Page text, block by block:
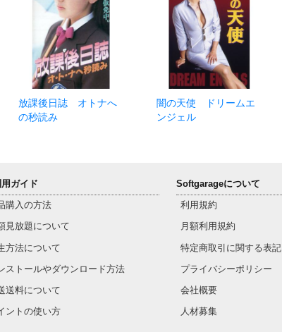
放課後日誌 オトナへ
の秒読み
闇の天使 ドリームエ
ンジェル
ガイド
購入の方法
見放題について
方法について
ストールやダウンロード方法
送料について
ントの使い方
Softgarageについて
利用規約
月額利用規約
特定商取引に関する表記
プライバシーポリシー
会社概要
人材募集